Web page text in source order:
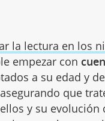
la lectura en los
empezar con
a su edad y
asegurando que
y su evolución